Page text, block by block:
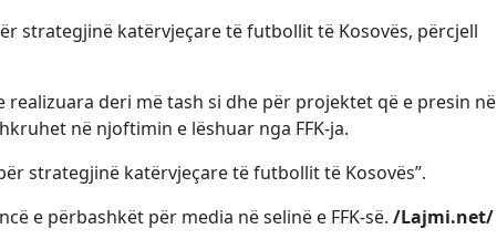
strategjinë katërvjeçare të futbollit të Kosovës, përcjell
deri më tash si dhe për projektet që e presin në
në njoftimin e lëshuar nga FFK-ja.
strategjinë katërvjeçare të futbollit të Kosovës”.
e përbashkët për media në selinë e FFK-së. /Lajmi.net/